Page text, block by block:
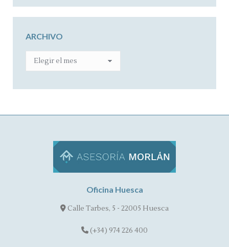
ARCHIVO
ARCHIVO
Oficina Huesca
Calle Tarbes, 5 - 22005 Huesca
(+34) 974 226 400